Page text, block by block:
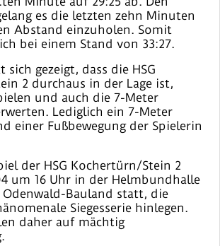
es die letzten zehn Minuten
Abstand einzuholen. Somit
bei einem Stand von 33:27.
sich gezeigt, dass die HSG
2 durchaus in der Lage ist,
und auch die 7-Meter
Lediglich ein 7-Meter
einer Fußbewegung der Spielerin
der HSG Kochertürn/Stein 2
um 16 Uhr in der Helmbundhalle
Odenwald-Bauland statt, die
Siegesserie hinlegen.
daher auf mächtig